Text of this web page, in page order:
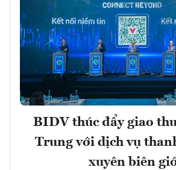
BIDV thúc đẩy giao
Trung với dịch vụ
xuyên biên